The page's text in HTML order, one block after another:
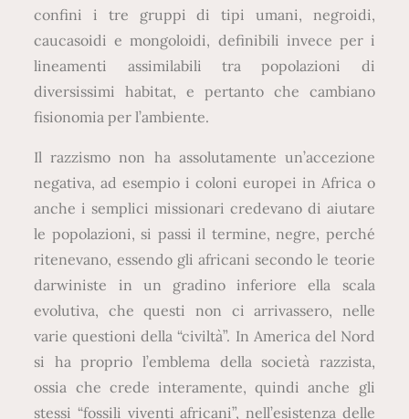
confini i tre gruppi di tipi umani, negroidi,
caucasoidi e mongoloidi, definibili invece per i
lineamenti assimilabili tra popolazioni di
diversissimi habitat, e pertanto che cambiano
fisionomia per l’ambiente.
Il razzismo non ha assolutamente un’accezione
negativa, ad esempio i coloni europei in Africa o
anche i semplici missionari credevano di aiutare
le popolazioni, si passi il termine, negre, perché
ritenevano, essendo gli africani secondo le teorie
darwiniste in un gradino inferiore ella scala
evolutiva, che questi non ci arrivassero, nelle
varie questioni della “civiltà”. In America del Nord
si ha proprio l’emblema della società razzista,
ossia che crede interamente, quindi anche gli
stessi “fossili viventi africani”, nell’esistenza delle